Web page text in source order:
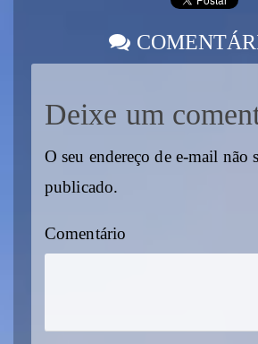
Deixe um
O seu endereço de e-mail não
publicado.
Comentário